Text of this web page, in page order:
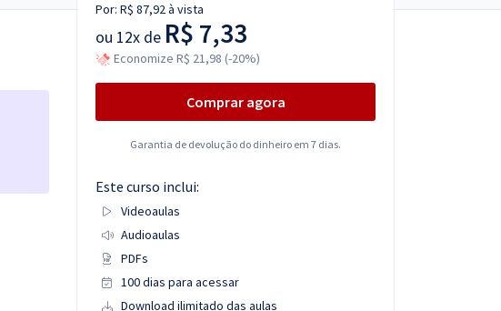
Por: R$ 87,92à vista
ou 12x de R$ 7,33
Economize R$ 21,98 (-20%)
Comprar agora
Garantia de devolução do dinheiro em 7 dias.
Este curso inclui:
Videoaulas
Audioaulas
PDFs
100 dias para acessar
Download ilimitado das aulas